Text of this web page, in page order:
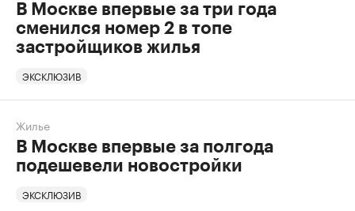
В Москве впервые за три года
сменился номер 2 в топе
застройщиков жилья
ЭКСКЛЮЗИВ
Жилье
В Москве впервые за полгода
подешевели новостройки
ЭКСКЛЮЗИВ